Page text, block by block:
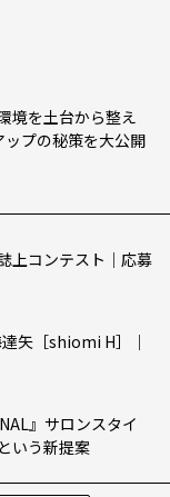
境を土台から整え
プの秘策を大公開
上コンテスト｜応募
矢［shiomi H］｜
』サロンスタイ
いう新提案